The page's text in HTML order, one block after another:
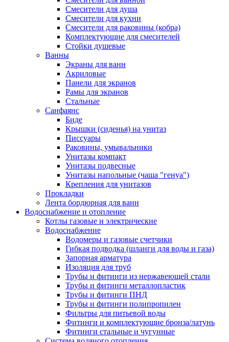
Смесители для душа
Смесители для кухни
Смесители для раковины (кобра)
Комплектующие для смесителей
Стойки душевые
Ванны
Экраны для ванн
Акриловые
Панели для экранов
Рамы для экранов
Стальные
Санфаянс
Биде
Крышки (сиденья) на унитаз
Писсуары
Раковины, умывальники
Унитазы компакт
Унитазы подвесные
Унитазы напольные (чаша "генуа")
Крепления для унитазов
Прокладки
Лента бордюрная для ванн
Водоснабжение и отопление
Котлы газовые и электрические
Водоснабжение
Водомеры и газовые счетчики
Гибкая подводка (шланги для воды и газа)
Запорная арматура
Изоляция для труб
Трубы и фитинги из нержавеющей стали
Трубы и фитинги металлопластик
Трубы и фитинги ПНД
Трубы и фитинги полипропилен
Фильтры для питьевой воды
Фитинги и комплектующие бронза/латунь
Фитинги стальные и чугунные